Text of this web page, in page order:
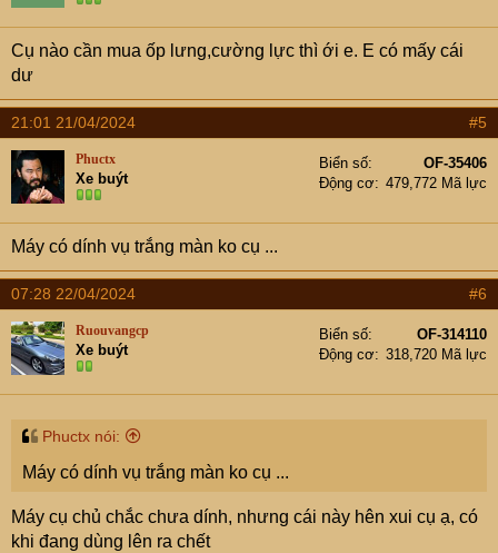
Cụ nào cần mua ốp lưng,cường lực thì ới e. E có mấy cái
dư
21:01 21/04/2024 #5
Phuctx
Xe buýt
Biển số
OF-35406
Động cơ
479,772 Mã lực
Máy có dính vụ trắng màn ko cụ ...
07:28 22/04/2024 #6
Ruouvangcp
Xe buýt
Biển số
OF-314110
Động cơ
318,720 Mã lực
Phuctx nói:
Máy có dính vụ trắng màn ko cụ ...
Máy cụ chủ chắc chưa dính, nhưng cái này hên xui cụ ạ, có
khi đang dùng lên ra chết